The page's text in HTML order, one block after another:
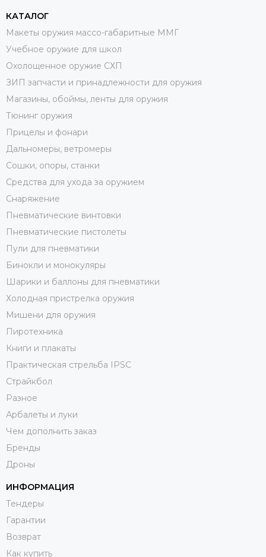
КАТАЛОГ
Макеты оружия массо-габаритные ММГ
Учебное оружие для школ
Охолощенное оружие СХП
ЗИП запчасти и принадлежности для оружия
Магазины, обоймы, ленты для оружия
Тюнинг оружия
Прицелы и фонари
Дальномеры, ветромеры
Сошки, опоры, станки
Средства для ухода за оружием
Снаряжение
Пневматические винтовки
Пневматические пистолеты
Пули для пневматики
Бинокли и монокуляры
Шарики и баллоны для пневматики
Холодная пристрелка оружия
Мишени для оружия
Пиротехника
Книги и плакаты
Практическая стрельба IPSC
Страйкбол
Разное
Арбалеты и луки
Чем дополнить заказ
Бренды
Дроны
ИНФОРМАЦИЯ
Тендеры
Гарантии
Возврат
Как купить